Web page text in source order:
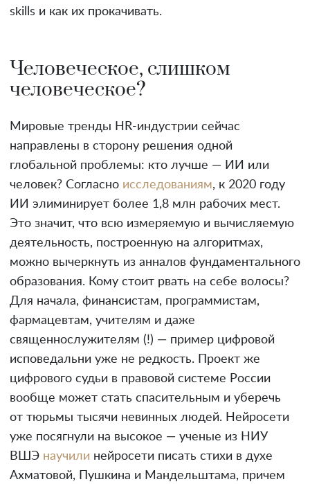
skills и как их прокачивать.
Человеческое, слишком
человеческое?
Мировые тренды HR-индустрии сейчас
направлены в сторону решения одной
глобальной проблемы: кто лучше — ИИ или
человек? Согласно исследованиям, к 2020 году
ИИ элиминирует более 1,8 млн рабочих мест.
Это значит, что всю измеряемую и вычисляемую
деятельность, построенную на алгоритмах,
можно вычеркнуть из анналов фундаментального
образования. Кому стоит рвать на себе волосы?
Для начала, финансистам, программистам,
фармацевтам, учителям и даже
священнослужителям (!) — пример цифровой
исповедальни уже не редкость. Проект же
цифрового судьи в правовой системе России
вообще может стать спасительным и уберечь
от тюрьмы тысячи невинных людей. Нейросети
уже посягнули на высокое — ученые из НИУ
ВШЭ научили нейросети писать стихи в духе
Ахматовой, Пушкина и Мандельштама, причем